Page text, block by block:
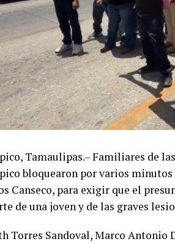
Tamaulipas.– Familiares de
bloquearon por varios
Canseco, para exigir que el
de una joven y de las graves
Torres Sandoval, Marco Antonio